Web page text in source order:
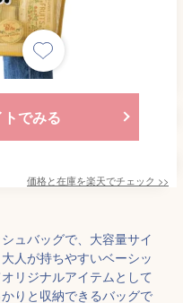
でみる
価格と在庫を楽天でチェック >>
ュバッグで、大容量サイ
人が持ちやすいベーシッ
リジナルアイテムとして
りと収納できるバッグで